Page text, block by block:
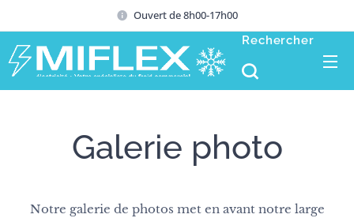
Ouvert de 8h00-17h00
Rechercher
Galerie photo
Notre galerie de photos met en avant notre large